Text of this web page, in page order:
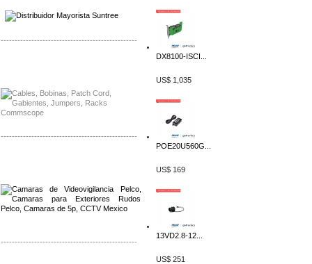
-------------------------------------------------
-------------------------------------------------
-------------------------------------------------
DX8100-ISCI...
US$ 1,035
POE20U560G...
US$ 169
13VD2.8-12...
US$ 251